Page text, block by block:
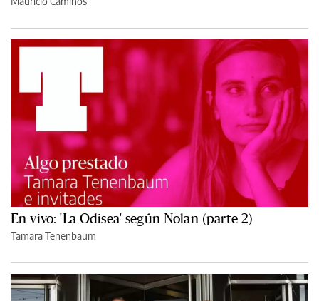
En vivo: 'La Odisea' según Nolan (parte 2)
Tamara Tenenbaum